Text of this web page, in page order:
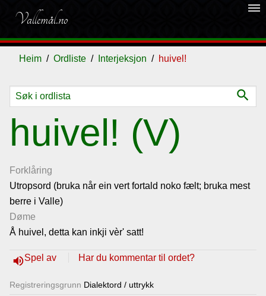
Vallemål.no
dehaze
Heim Ordliste Interjeksjon huivel!
search
huivel! (V)
Forklåring
Utropsord (bruka når ein vert fortald noko fælt; bruka mest
berre i Valle)
Døme
Å huivel, detta kan inkji vèr' satt!
volume_upSpel av Har du kommentar til ordet?
Registrerings­grunn Dialektord / uttrykk
Ordliste
Om
vallemålet
Gjestebok
Lenkjer